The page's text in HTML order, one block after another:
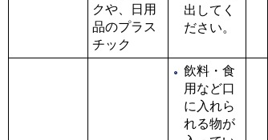
クや、日用
品のプラス
チック
出してく
ださい。
飲料・食
用など口
に入れら
れる物が